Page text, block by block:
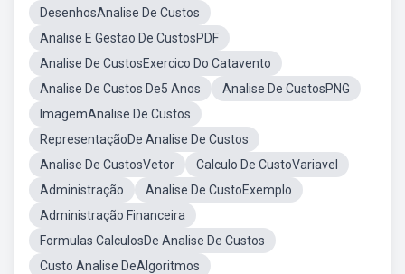
DesenhosAnalise De Custos
Analise E Gestao De CustosPDF
Analise De CustosExercico Do Catavento
Analise De Custos De5 Anos
Analise De CustosPNG
ImagemAnalise De Custos
RepresentaçãoDe Analise De Custos
Analise De CustosVetor
Calculo De CustoVariavel
Administração
Analise De CustoExemplo
Administração Financeira
Formulas CalculosDe Analise De Custos
Custo Analise DeAlgoritmos